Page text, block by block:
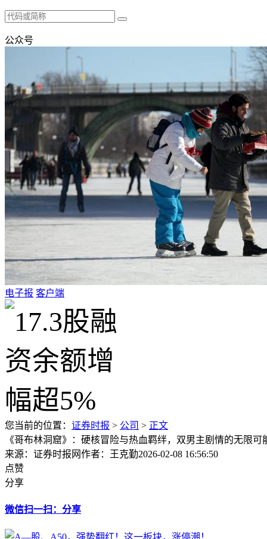
公众号
电子报 客户端
您当前的位置： 证券时报 > 公司 > 正文
《哥布林洞窟》：硬核冒险与热血羁绊，双男主剧情的无限可
来源：证券时报网作者：王克勤2026-02-08 16:56:50
点赞
分享
微信扫一扫：分享